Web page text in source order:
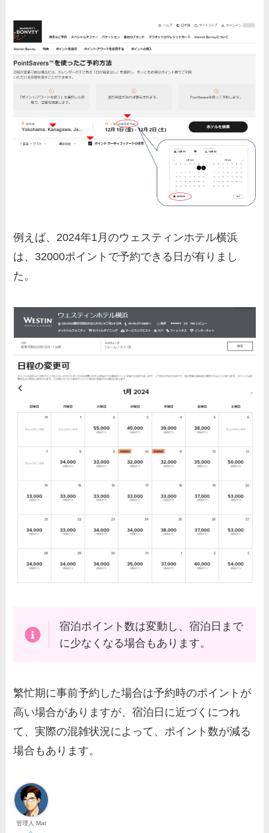
例えば、2024年1月のウェスティンホテル横浜
は、32000ポイントで予約できる日が有りまし
た。
宿泊ポイント数は変動し、宿泊日まで
に少なくなる場合もあります。
繁忙期に事前予約した場合は予約時のポイントが
高い場合がありますが、宿泊日に近づくにつれ
て、実際の混雑状況によって、ポイント数が減る
場合もあります。
管理人 Mat